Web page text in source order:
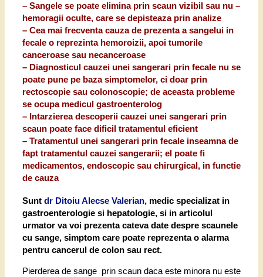
– Sangele se poate elimina prin scaun vizibil sau nu –
hemoragii oculte, care se depisteaza prin analize
– Cea mai frecventa cauza de prezenta a sangelui in
fecale o reprezinta hemoroizii, apoi tumorile
canceroase sau necanceroase
– Diagnosticul cauzei unei sangerari prin fecale nu se
poate pune pe baza simptomelor, ci doar prin
rectoscopie sau colonoscopie; de aceasta probleme
se ocupa medicul gastroenterolog
– Intarzierea descoperii cauzei unei sangerari prin
scaun poate face dificil tratamentul eficient
– Tratamentul unei sangerari prin fecale inseamna de
fapt tratamentul cauzei sangerarii; el poate fi
medicamentos, endoscopic sau chirurgical, in functie
de cauza
Sunt dr Ditoiu Alecse Valerian, medic specializat in
gastroenterologie si hepatologie, si in articolul
urmator va voi prezenta cateva date despre scaunele
cu sange, simptom care poate reprezenta o alarma
pentru cancerul de colon sau rect.
Pierderea de sange prin scaun daca este minora nu este